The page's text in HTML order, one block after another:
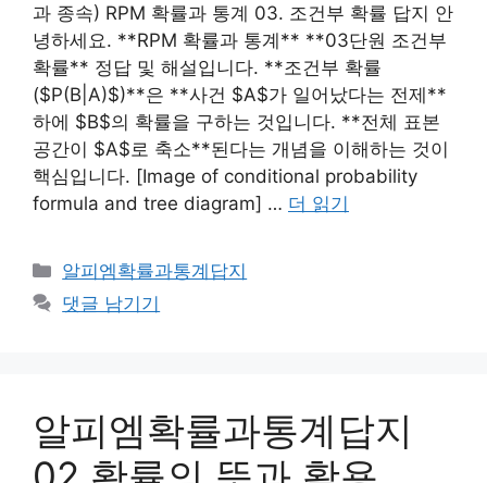
과 종속) RPM 확률과 통계 03. 조건부 확률 답지 안
녕하세요. **RPM 확률과 통계** **03단원 조건부
확률** 정답 및 해설입니다. **조건부 확률
($P(B|A)$)**은 **사건 $A$가 일어났다는 전제**
하에 $B$의 확률을 구하는 것입니다. **전체 표본
공간이 $A$로 축소**된다는 개념을 이해하는 것이
핵심입니다. [Image of conditional probability
formula and tree diagram] … 더 읽기
카
테
고
알피엠확률과통계답지
댓글 남기기
알피엠확률과통계답지